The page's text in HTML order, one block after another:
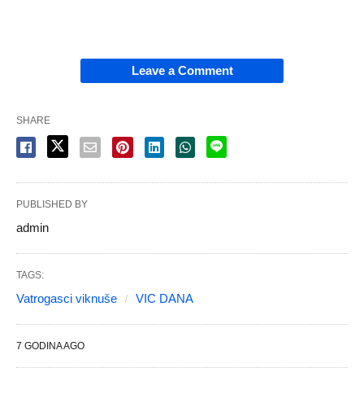
Leave a Comment
SHARE
PUBLISHED BY
admin
TAGS:
Vatrogasci viknuše VIC DANA
7 GODINA AGO